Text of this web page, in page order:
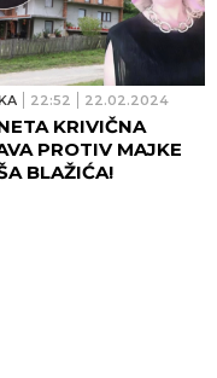
22:52 22.02.2024
KRIVIČNA
PROTIV MAJKE
BLAŽIĆA!